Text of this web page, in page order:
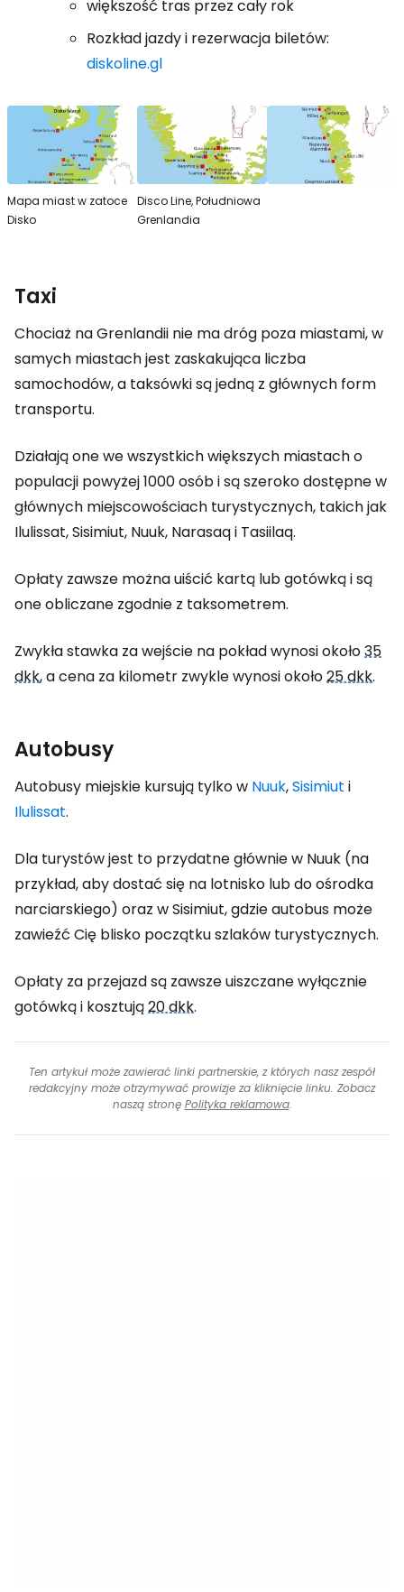
większość tras przez cały rok
Rozkład jazdy i rezerwacja biletów:
diskoline.gl
Mapa miast w zatoce
Disko
Disco Line, Południowa
Grenlandia
Taxi
Chociaż na Grenlandii nie ma dróg poza miastami, w
samych miastach jest zaskakująca liczba
samochodów, a taksówki są jedną z głównych form
transportu.
Działają one we wszystkich większych miastach o
populacji powyżej 1000 osób i są szeroko dostępne w
głównych miejscowościach turystycznych, takich jak
Ilulissat, Sisimiut, Nuuk, Narasaq i Tasiilaq.
Opłaty zawsze można uiścić kartą lub gotówką i są
one obliczane zgodnie z taksometrem.
Zwykła stawka za wejście na pokład wynosi około35
dkk, a cena za kilometr zwykle wynosi około25 dkk.
Autobusy
Autobusy miejskie kursują tylko w Nuuk,Sisimiut i
Ilulissat.
Dla turystów jest to przydatne głównie w Nuuk (na
przykład, aby dostać się na lotnisko lub do ośrodka
narciarskiego) oraz w Sisimiut, gdzie autobus może
zawieźć Cię blisko początku szlaków turystycznych.
Opłaty za przejazd są zawsze uiszczane wyłącznie
gotówką i kosztują20 dkk.
Ten artykuł może zawierać linki partnerskie, z których nasz zespół
redakcyjny może otrzymywać prowizje za kliknięcie linku. Zobacz
naszą stronę Polityka reklamowa.